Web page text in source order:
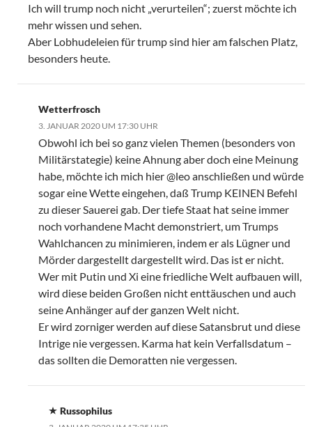
Ich will trump noch nicht „verurteilen“; zuerst möchte ich
mehr wissen und sehen.
Aber Lobhudeleien für trump sind hier am falschen Platz,
besonders heute.
Wetterfrosch
3. JANUAR 2020 UM 17:30 UHR
Obwohl ich bei so ganz vielen Themen (besonders von
Militärstategie) keine Ahnung aber doch eine Meinung
habe, möchte ich mich hier @leo anschließen und würde
sogar eine Wette eingehen, daß Trump KEINEN Befehl
zu dieser Sauerei gab. Der tiefe Staat hat seine immer
noch vorhandene Macht demonstriert, um Trumps
Wahlchancen zu minimieren, indem er als Lügner und
Mörder dargestellt dargestellt wird. Das ist er nicht.
Wer mit Putin und Xi eine friedliche Welt aufbauen will,
wird diese beiden Großen nicht enttäuschen und auch
seine Anhänger auf der ganzen Welt nicht.
Er wird zorniger werden auf diese Satansbrut und diese
Intrige nie vergessen. Karma hat kein Verfallsdatum –
das sollten die Demoratten nie vergessen.
Russophilus